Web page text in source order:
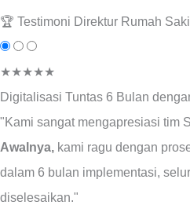
🏆 Testimoni Direktur Rumah
★★★★★
Digitalisasi Tuntas 6 Bulan
"Kami sangat mengapresiasi tim
Awalnya, kami ragu dengan
dalam 6 bulan implementasi,
diselesaikan."